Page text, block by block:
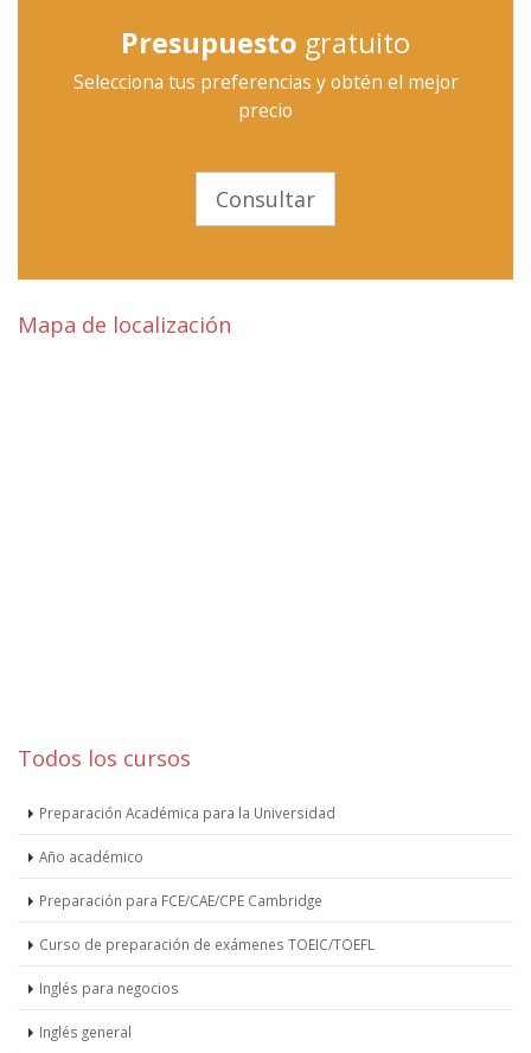
Presupuesto gratuito
Selecciona tus preferencias y obtén el mejor
precio
Consultar
Mapa de localización
Todos los cursos
Preparación Académica para la Universidad
Año académico
Preparación para FCE/CAE/CPE Cambridge
Curso de preparación de exámenes TOEIC/TOEFL
Inglés para negocios
Inglés general